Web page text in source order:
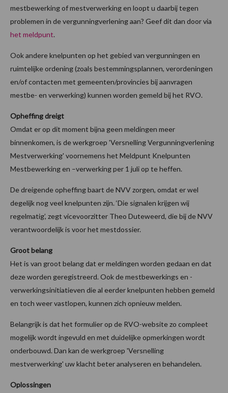
mestbewerking of mestverwerking en loopt u daarbij tegen
problemen in de vergunningverlening aan? Geef dit dan door via
het meldpunt.
Ook andere knelpunten op het gebied van vergunningen en
ruimtelijke ordening (zoals bestemmingsplannen, verordeningen
en/of contacten met gemeenten/provincies bij aanvragen
mestbe- en verwerking) kunnen worden gemeld bij het RVO.
Opheffing dreigt
Omdat er op dit moment bijna geen meldingen meer
binnenkomen, is de werkgroep 'Versnelling Vergunningverlening
Mestverwerking' voornemens het Meldpunt Knelpunten
Mestbewerking en –verwerking per 1 juli op te heffen.
De dreigende opheffing baart de NVV zorgen, omdat er wel
degelijk nog veel knelpunten zijn. ‘Die signalen krijgen wij
regelmatig’, zegt vicevoorzitter Theo Duteweerd, die bij de NVV
verantwoordelijk is voor het mestdossier.
Groot belang
Het is van groot belang dat er meldingen worden gedaan en dat
deze worden geregistreerd. Ook de mestbewerkings en -
verwerkingsinitiatieven die al eerder knelpunten hebben gemeld
en toch weer vastlopen, kunnen zich opnieuw melden.
Belangrijk is dat het formulier op de RVO-website zo compleet
mogelijk wordt ingevuld en met duidelijke opmerkingen wordt
onderbouwd. Dan kan de werkgroep 'Versnelling
mestverwerking' uw klacht beter analyseren en behandelen.
Oplossingen